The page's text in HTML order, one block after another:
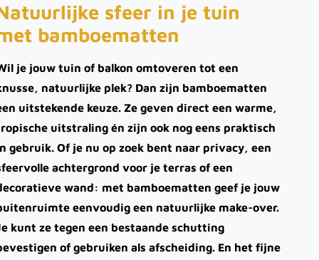
sfeer in je tuin
bamboematten
je jouw tuin of balkon omtoveren tot een
natuurlijke plek? Dan zijn bamboematten
uitstekende keuze. Ze geven direct een warme,
uitstraling én zijn ook nog eens praktisch
gebruik. Of je nu op zoek bent naar privacy, een
achtergrond voor je terras of een
wand: met bamboematten geef je jouw
eenvoudig een natuurlijke make-over.
kunt ze tegen een bestaande schutting
of gebruiken als afscheiding. En het fijne